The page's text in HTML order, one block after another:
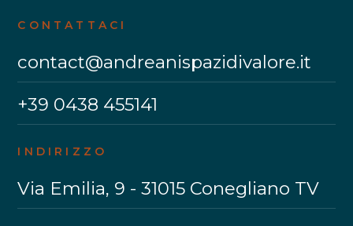
CONTATTACI
contact@andreanispazidivalore.it
+39 0438 455141
INDIRIZZO
Via Emilia, 9 - 31015 Conegliano TV